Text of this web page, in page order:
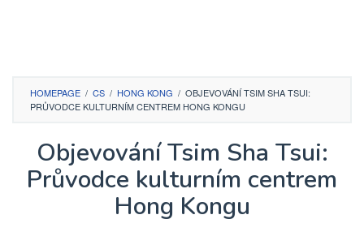
HOMEPAGE / CS / HONG KONG / OBJEVOVÁNÍ TSIM SHA TSUI:
PRŮVODCE KULTURNÍM CENTREM HONG KONGU
Objevování Tsim Sha Tsui:
Průvodce kulturním centrem
Hong Kongu